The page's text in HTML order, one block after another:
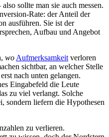
sollte man sie auch messen.
Rate: der Anteil der
ausführen. Sie ist der
Aufbau und Angebot
wo Aufmerksamkeit verloren
sichtbar, an welcher Stelle
nach unten gelangen.
Eingabefeld die Leute
zu viel verlangt. Solche
sondern liefern die Hypothesen
zu verlieren.